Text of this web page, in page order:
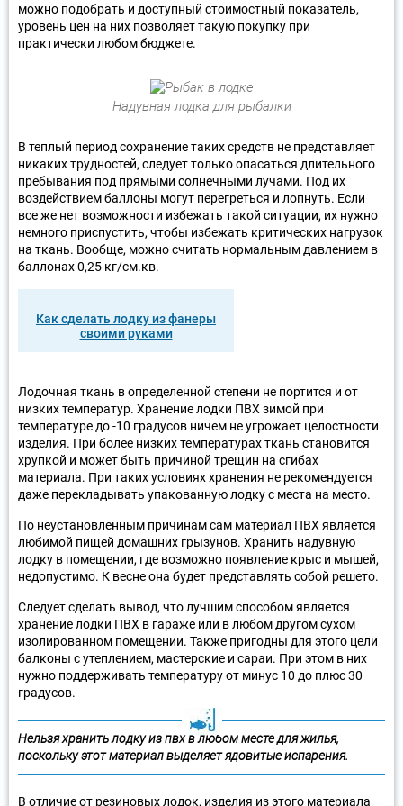
можно подобрать и доступный стоимостный показатель,
уровень цен на них позволяет такую покупку при
практически любом бюджете.
Надувная лодка для рыбалки
В теплый период сохранение таких средств не представляет
никаких трудностей, следует только опасаться длительного
пребывания под прямыми солнечными лучами. Под их
воздействием баллоны могут перегреться и лопнуть. Если
все же нет возможности избежать такой ситуации, их нужно
немного приспустить, чтобы избежать критических нагрузок
на ткань. Вообще, можно считать нормальным давлением в
баллонах 0,25 кг/см.кв.
Как сделать лодку из фанеры
своими руками
Лодочная ткань в определенной степени не портится и от
низких температур. Хранение лодки ПВХ зимой при
температуре до -10 градусов ничем не угрожает целостности
изделия. При более низких температурах ткань становится
хрупкой и может быть причиной трещин на сгибах
материала. При таких условиях хранения не рекомендуется
даже перекладывать упакованную лодку с места на место.
По неустановленным причинам сам материал ПВХ является
любимой пищей домашних грызунов. Хранить надувную
лодку в помещении, где возможно появление крыс и мышей,
недопустимо. К весне она будет представлять собой решето.
Следует сделать вывод, что лучшим способом является
хранение лодки ПВХ в гараже или в любом другом сухом
изолированном помещении. Также пригодны для этого цели
балконы с утеплением, мастерские и сараи. При этом в них
нужно поддерживать температуру от минус 10 до плюс 30
градусов.
Нельзя хранить лодку из пвх в любом месте для жилья,
поскольку этот материал выделяет ядовитые испарения.
В отличие от резиновых лодок, изделия из этого материала